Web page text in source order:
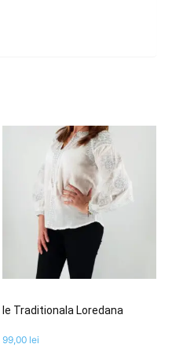
Ie Traditionala Loredana
99,00 lei